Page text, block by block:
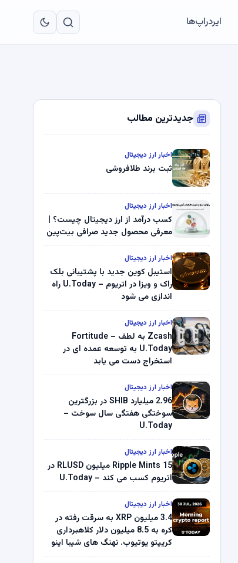
ایردراپ‌ها
جدیدترین مطالب
اخبار ارز دیجیتال
ثبت برند طلافروشی
اخبار ارز دیجیتال
کسب درآمد از ارز دیجیتال چیست؟ |
معرفی محصول جدید صرافی بیت‌پین
اخبار ارز دیجیتال
استیبل کوین جدید با پشتیبانی بلک
راک و ویزا در اتریوم – U.Today راه
اندازی می شود
اخبار ارز دیجیتال
Zcash به لطف Fortitude –
U.Today به توسعه عمده ای در
استخراج دست می یابد
اخبار ارز دیجیتال
2.96 میلیارد SHIB در بزرگترین
سوختگی هفتگی سال سوخت –
U.Today
اخبار ارز دیجیتال
Ripple Mints 15 میلیون RLUSD در
اتریوم کسب می کند – U.Today
اخبار ارز دیجیتال
3.4 میلیون XRP به سرقت رفته در
کره به 8.5 میلیون دلار کلاهبرداری
کریپتو یوتیوب. نهنگ های شیبا اینو